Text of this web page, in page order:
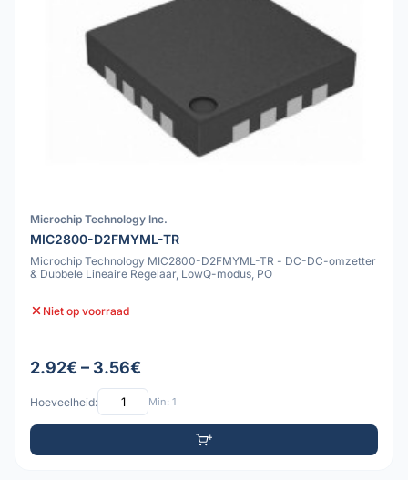
Microchip Technology Inc.
MIC2800-D2FMYML-TR
Microchip Technology MIC2800-D2FMYML-TR - DC-DC-omzetter
& Dubbele Lineaire Regelaar, LowQ-modus, PO
Niet op voorraad
2.92€ – 3.56€
Hoeveelheid: Min: 1